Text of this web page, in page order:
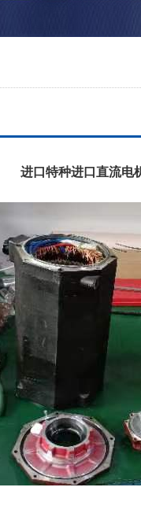
进口特种进口直流电